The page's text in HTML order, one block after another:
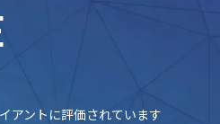
アントに評価されています